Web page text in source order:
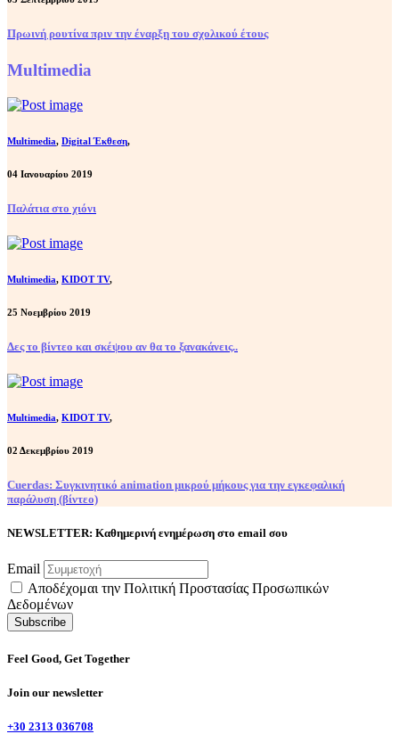
Πρωινή ρουτίνα πριν την έναρξη του σχολικού έτους
Multimedia
Multimedia, Digital Έκθεση,
04 Ιανουαρίου 2019
Παλάτια στο χιόνι
Multimedia, KIDOT TV,
25 Νοεμβρίου 2019
Δες το βίντεο και σκέψου αν θα το ξανακάνεις..
Multimedia, KIDOT TV,
02 Δεκεμβρίου 2019
Cuerdas: Συγκινητικό animation μικρού μήκους για την εγκεφαλική
παράλυση (βίντεο)
NEWSLETTER: Καθημερινή ενημέρωση στο email σου
Email
Αποδέχομαι την Πολιτική Προστασίας Προσωπικών
Δεδομένων
Feel Good, Get Together
Join our newsletter
+30 2313 036708